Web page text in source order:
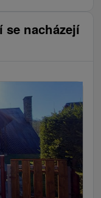
se nacházejí